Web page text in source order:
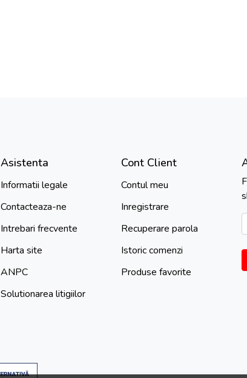
Asistenta
Informatii legale
Contacteaza-ne
Intrebari frecvente
Harta site
ANPC
Solutionarea litigiilor
Cont Client
Contul meu
Inregistrare
Recuperare parola
Istoric comenzi
Produse favorite